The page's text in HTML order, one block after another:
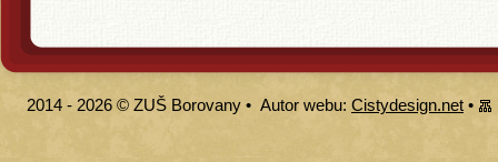
2014 - 2026 © ZUŠ Borovany • Autor webu: Cistydesign.net •